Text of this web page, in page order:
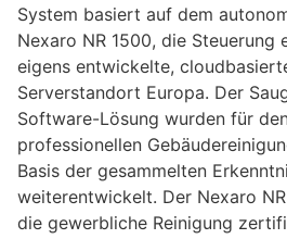
System basiert auf dem
Nexaro NR 1500, die
eigens entwickelte,
Serverstandort Europa. Der
Software-Lösung wurden für
professionellen
Basis der gesammelten
weiterentwickelt. Der Nexaro
die gewerbliche Reinigung